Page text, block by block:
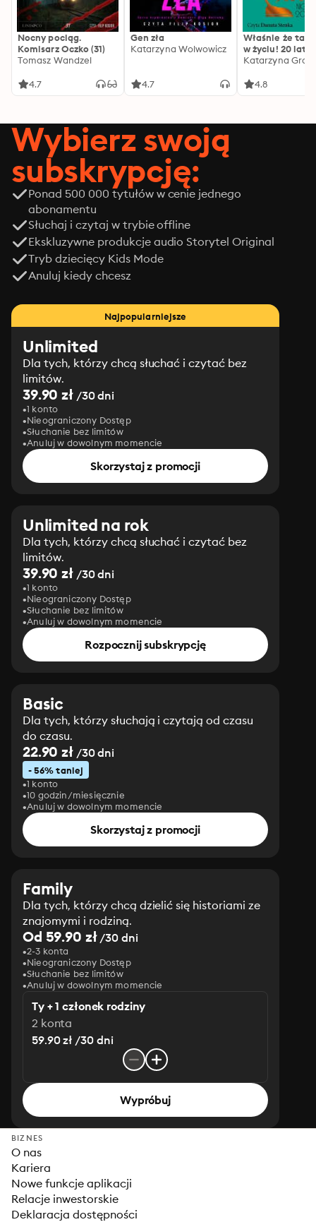
Nocny pociąg.
Komisarz Oczko (31)
Tomasz Wandzel
4.7
Gen zła
Katarzyna Wolwowicz
4.7
Właśnie że tak!
w życiu! 20 lat
Katarzyna
4.8
Wybierz swoją
subskrypcję:
Ponad 500 000 tytułów w cenie jednego
abonamentu
Słuchaj i czytaj w trybie offline
Ekskluzywne produkcje audio Storytel Original
Tryb dziecięcy Kids Mode
Anuluj kiedy chcesz
Najpopularniejsze
Unlimited
Dla tych, którzy chcą słuchać i czytać bez
limitów.
39.90 zł/30 dni
1 konto
Nieograniczony Dostęp
Słuchanie bez limitów
Anuluj w dowolnym momencie
Skorzystaj z promocji
Unlimited na rok
Dla tych, którzy chcą słuchać i czytać bez
limitów.
39.90 zł/30 dni
1 konto
Nieograniczony Dostęp
Słuchanie bez limitów
Anuluj w dowolnym momencie
Rozpocznij subskrypcję
Basic
Dla tych, którzy słuchają i czytają od czasu
do czasu.
22.90 zł/30 dni
- 56% taniej
1 konto
10 godzin/miesięcznie
Anuluj w dowolnym momencie
Skorzystaj z promocji
Family
Dla tych, którzy chcą dzielić się historiami ze
znajomymi i rodziną.
Od 59.90 zł/30 dni
2-3 konta
Nieograniczony Dostęp
Słuchanie bez limitów
Anuluj w dowolnym momencie
Ty + 1 członek rodziny
2 konta
59.90 zł /30 dni
Wypróbuj
BIZNES
O nas
Kariera
Nowe funkcje aplikacji
Relacje inwestorskie
Deklaracja dostępności